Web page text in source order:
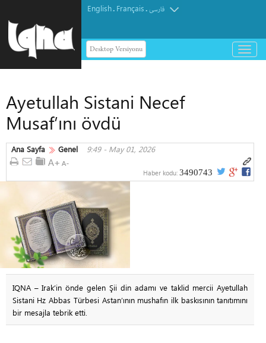
English. Français.فارسی
Desktop Versiyonu
باز
و
Ayetullah Sistani Necef
Musaf’ını övdü
Ana Sayfa Genel 9:49 - May 01, 2026
Haber kodu: 3490743
IQNA – Irak’in önde gelen Şii din adamı ve taklid mercii Ayetullah
Sistani Hz Abbas Türbesi Astan’ının mushafın ilk baskısının tanıtımını
bir mesajla tebrik etti.